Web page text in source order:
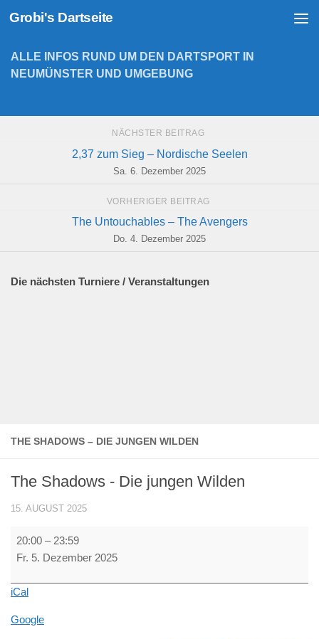
Zum Inhalt springen
Grobi's Dartseite
THE SHADOWS – DIE JUNGEN WILDEN
The Shadows - Die jungen Wilden
15. AUGUST 2025
The
Shadows
Die
Wilden
20:00 – 23:59
Fr. 5. Dezember 2025
iCal
Google
ALLE INFOS RUND UM DEN DARTSPORT IN
NEUMÜNSTER UND UMGEBUNG
NÄCHSTER BEITRAG
2,37 zum Sieg – Nordische Seelen
Sa. 6. Dezember 2025
VORHERIGER BEITRAG
The Untouchables – The Avengers
Do. 4. Dezember 2025
Die nächsten Turniere / Veranstaltungen